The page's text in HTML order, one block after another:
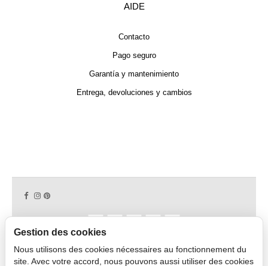
AIDE
Contacto
Pago seguro
Garantía y mantenimiento
Entrega, devoluciones y cambios
Copyright © 2026 CAPDECO.
Gestion des cookies
Nous utilisons des cookies nécessaires au fonctionnement du
site. Avec votre accord, nous pouvons aussi utiliser des cookies